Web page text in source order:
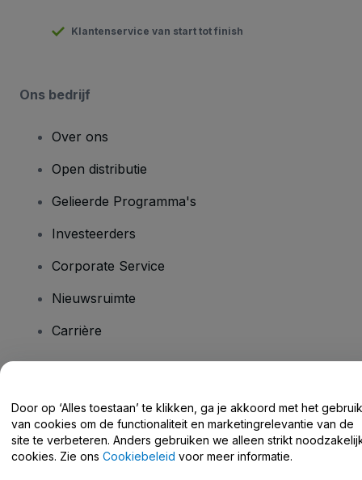
Klantenservice van start tot finish
Ons bedrijf
Over ons
Open distributie
Gelieerde Programma's
Investeerders
Corporate Service
Nieuwsruimte
Carrière
Helpcentrum / Neem Contact Met Ons Op
Door op ‘Alles toestaan’ te klikken, ga je akkoord met het gebruik
van cookies om de functionaliteit en marketingrelevantie van de
site te verbeteren. Anders gebruiken we alleen strikt
cookies. Zie ons Cookiebeleid voor meer informatie.